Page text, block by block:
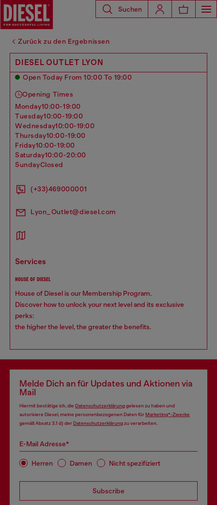
Suchen
Zurück zu den Ergebnissen
DIESEL OUTLET LYON
Open Today From 10:00 To 19:00
Opening Times
monday10:00-19:00
tuesday10:00-19:00
wednesday10:00-19:00
thursday10:00-19:00
friday10:00-19:00
saturday10:00-20:00
sundayClosed
(+33)469000001
Lyon_Outlet@diesel.com
services
HOUSE OF DIESEL
House of Diesel is our Membership Program.
Discover how to unlock your next level and its exclusive
perks:
the higher the level, the greater the benefits.
Melde Dich an für Updates und Aktionen via
Mail
Hiermit bestätige ich, die Datenschutzerklärunggelesen zu haben und
autorisiere Diesel, meine personenbezogenen Daten fürMarketing*-Zwecke
gemäß Absatz 3.1 d) derDatenschutzerklärungzu verarbeiten.
E-Mail Adresse*
Herren Damen Nicht spezifiziert
Subscribe